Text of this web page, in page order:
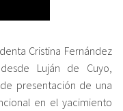
Cristina Fernández
Luján de Cuyo,
presentación de una
en el yacimiento